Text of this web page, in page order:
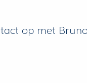
op met